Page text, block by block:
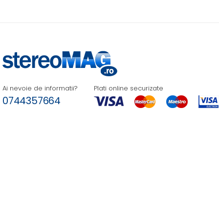
Ai nevoie de informatii?
0744357664
Plati online securizate